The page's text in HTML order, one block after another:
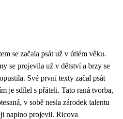
se začala psát už v útlém věku.
se projevila už v dětství a brzy se
Své první texty začal psát
je sdílel s přáteli. Tato raná tvorba,
v sobě nesla zárodek talentu
naplno projevil. Ricova